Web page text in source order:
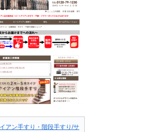
アン手すり・階段手すり/サ